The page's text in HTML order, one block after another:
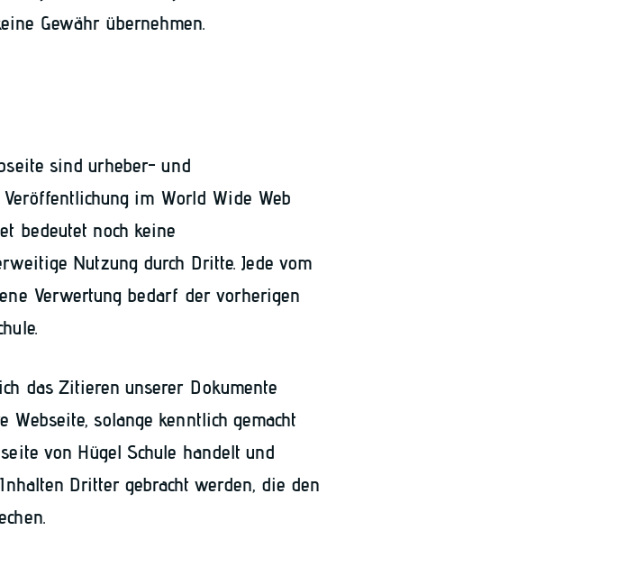
Gewähr übernehmen.
sind urheber- und
im World Wide Web
bedeutet noch keine
Nutzung durch Dritte. Jede vom
Verwertung bedarf der vorherigen
das Zitieren unserer Dokumente
solange kenntlich gemacht
von Hügel Schule handelt und
Dritter gebracht werden, die den